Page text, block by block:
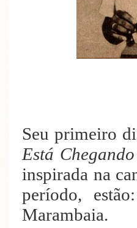
Seu primeiro
Está
inspirada na
período,
Marambaia.